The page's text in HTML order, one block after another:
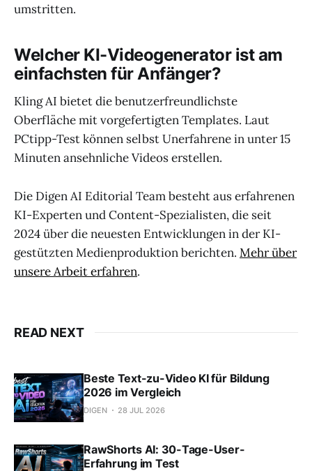
umstritten.
Welcher KI-Videogenerator ist am
einfachsten für Anfänger?
Kling AI bietet die benutzerfreundlichste
Oberfläche mit vorgefertigten Templates. Laut
PCtipp-Test können selbst Unerfahrene in unter 15
Minuten ansehnliche Videos erstellen.
Die Digen AI Editorial Team besteht aus erfahrenen
KI-Experten und Content-Spezialisten, die seit
2024 über die neuesten Entwicklungen in der KI-
gestützten Medienproduktion berichten. Mehr über
unsere Arbeit erfahren.
READ NEXT
Beste Text-zu-Video KI für Bildung
2026 im Vergleich
DIGEN 28 JUL 2026
RawShorts AI: 30-Tage-User-
Erfahrung im Test